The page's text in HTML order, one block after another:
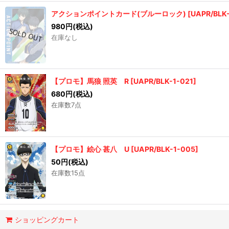
アクションポイントカード(ブルーロック) [UAPR/
980円(税込)
在庫なし
【プロモ】馬狼 照英 R [UAPR/BLK-1-021]
680円(税込)
在庫数7点
【プロモ】絵心 甚八 U [UAPR/BLK-1-005]
50円(税込)
在庫数15点
ショッピングカート